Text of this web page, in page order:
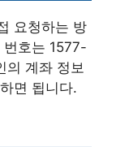
요청하는 방
번호는 1577-
의 계좌 정보
면 됩니다.